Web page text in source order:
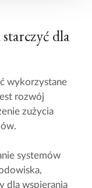
dla
wykorzystane
rozwój
zużycia
systemów
dla wspierania